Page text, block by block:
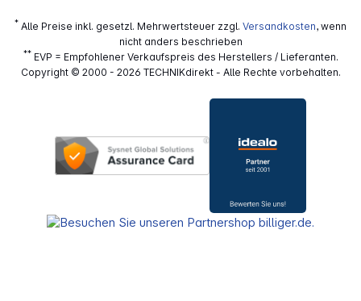
* Alle Preise inkl. gesetzl. Mehrwertsteuer zzgl. Versandkosten, wenn
nicht anders beschrieben
**EVP = Empfohlener Verkaufspreis des Herstellers / Lieferanten.
Copyright © 2000 - 2026 TECHNIKdirekt - Alle Rechte vorbehalten.